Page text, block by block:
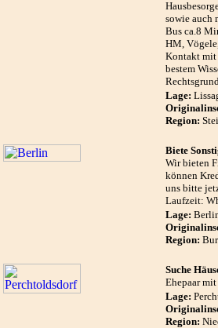
sowie auch
Bus ca.8
HM,
Kontakt mit
bestem
Lage:
Region:
Biete
Wir bieten
können
uns bitte
Laufzeit:
Lage:
Region:
Suche
Ehepaar
Lage:
Region: